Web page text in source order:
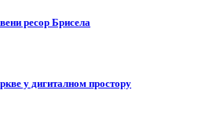
ресор Брисела
у дигиталном простору